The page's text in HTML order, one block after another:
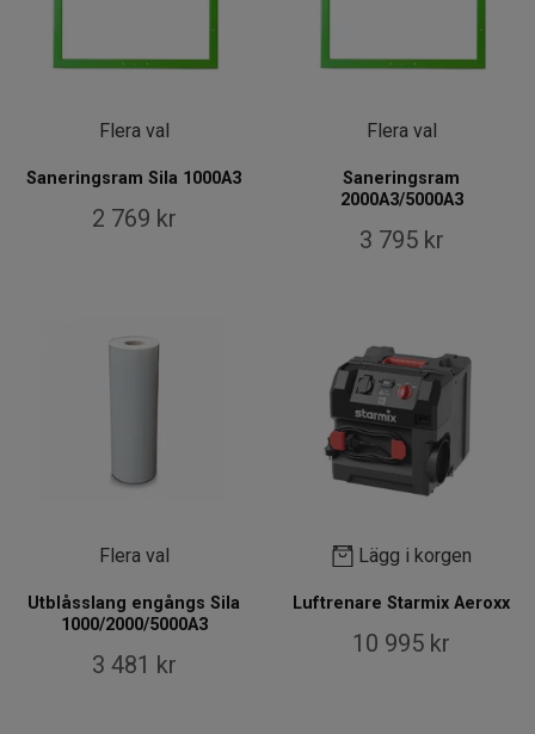
Flera val
Saneringsram Sila 1000A3
2 769 kr
Flera val
Saneringsram
2000A3/5000A3
3 795 kr
Flera val
Utblåsslang engångs Sila
1000/2000/5000A3
3 481 kr
Lägg i korgen
Luftrenare Starmix Aeroxx
10 995 kr